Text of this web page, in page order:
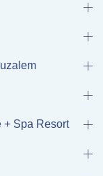
+ Spa Resort